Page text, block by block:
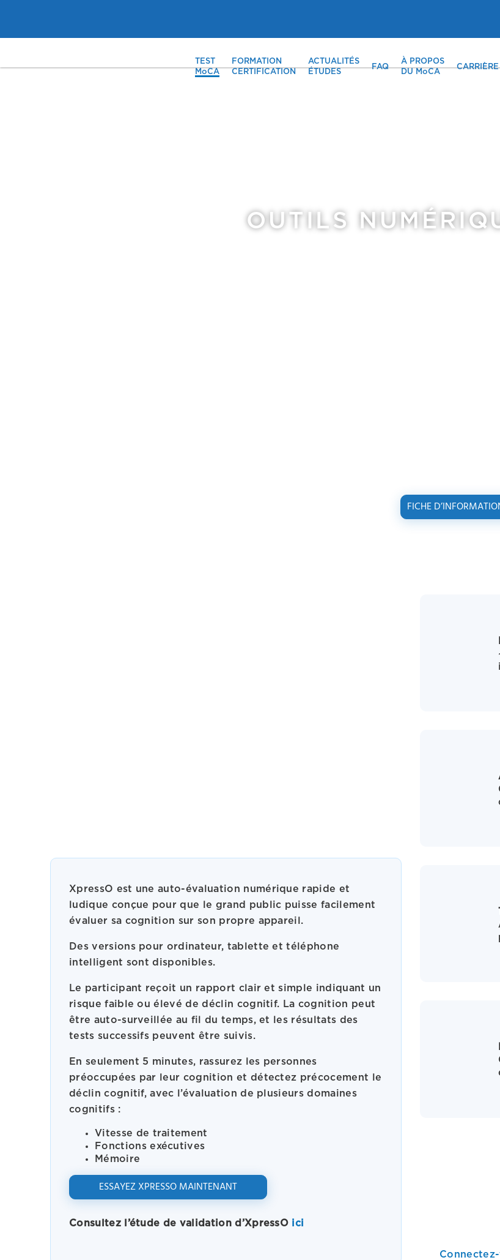
TEST
MoCA
FORMATION
CERTIFICATION
ACTUALITÉS
ÉTUDES
FAQ
À PROPOS
DU MoCA
CARRIÈRE
OUTILS
FICHE
XpressO est une auto-évaluation numérique rapide et
ludique conçue pour que le grand public puisse facilement
évaluer sa cognition sur son propre appareil.
Des versions pour ordinateur, tablette et téléphone
intelligent sont disponibles.
Le participant reçoit un rapport clair et simple indiquant un
risque faible ou élevé de déclin cognitif. La cognition peut
être auto-surveillée au fil du temps, et les résultats des
tests successifs peuvent être suivis.
En seulement 5 minutes, rassurez les personnes
préoccupées par leur cognition et détectez précocement le
déclin cognitif, avec l’évaluation de plusieurs domaines
cognitifs :
Vitesse de traitement
Fonctions exécutives
Mémoire
ESSAYEZ XPRESSO MAINTENANT
Consultez l’étude de validation d’XpressO ici